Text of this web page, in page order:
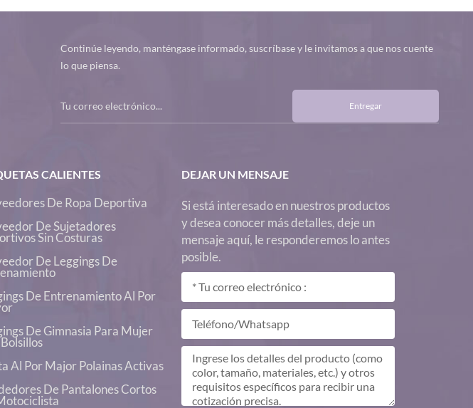
Continúe leyendo, manténgase informado, suscríbase y le invitamos a que nos cuente
lo que piensa.
Entregar
CALIENTES
De Ropa Deportiva
De Sujetadores
Sin Costuras
De Leggings De
De Entrenamiento Al Por
De Gimnasia Para Mujer
Al Por Major Polainas Activas
De Pantalones Cortos
DEJAR UN MENSAJE
Si está interesado en nuestros productos
y desea conocer más detalles, deje un
mensaje aquí, le responderemos lo antes
posible.